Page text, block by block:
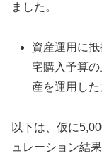
ました。
資産運用に
宅購入予算
産を運用し
以下は、仮に
ュレーション結果